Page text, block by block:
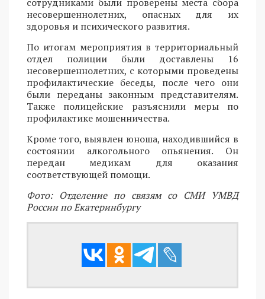
несовершеннолетних, опасных для их
здоровья и психического развития.
По итогам мероприятия в территориальный
отдел полиции были доставлены 16
несовершеннолетних, с которыми проведены
профилактические беседы, после чего они
были переданы законным представителям.
Также полицейские разъяснили меры по
профилактике мошенничества.
Кроме того, выявлен юноша, находившийся в
состоянии алкогольного опьянения. Он
передан медикам для оказания
соответствующей помощи.
Фото: Отделение по связям со СМИ УМВД
России по Екатеринбургу